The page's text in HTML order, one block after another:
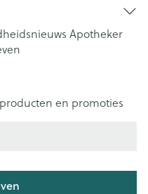
Apotheker
en promoties